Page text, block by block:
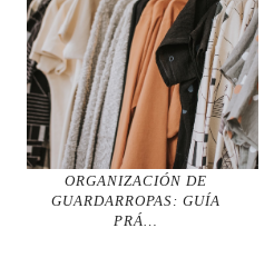
ORGANIZACIÓN DE
GUARDARROPAS: GUÍA
PRÁ…